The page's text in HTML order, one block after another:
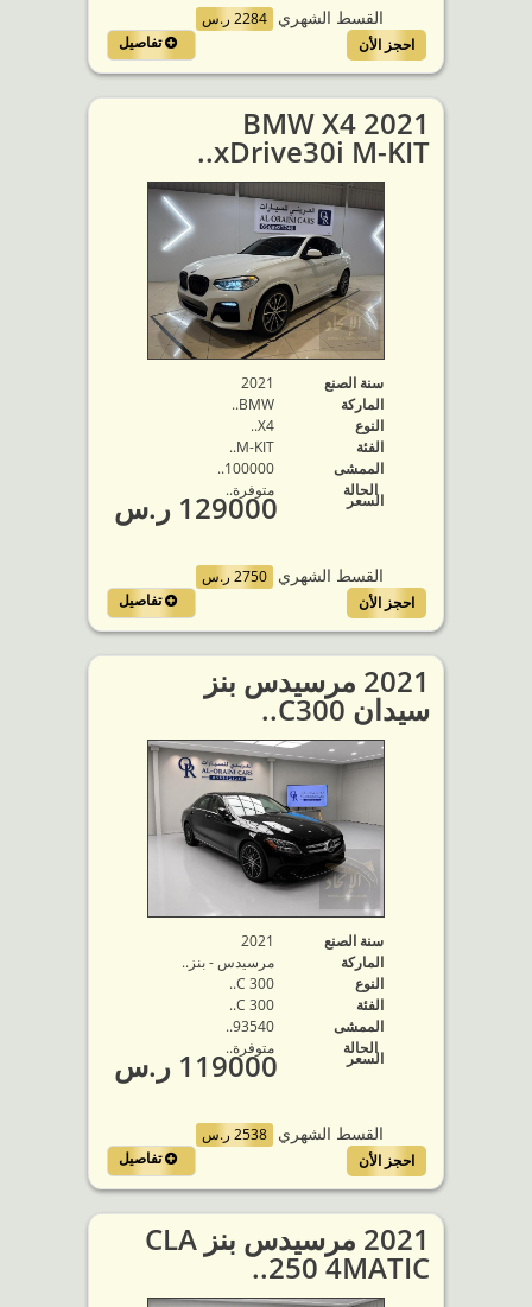
القسط الشهري 2284 ر.س
تفاصيل
احجز الأن
2021 BMW X4
xDrive30i M-KIT..
سنة الصنع
2021
الماركة
BMW..
النوع
X4..
الفئة
M-KIT..
الممشى
100000..
الحالة
متوفرة‬..
السعر 129000 ر.س
القسط الشهري 2750 ر.س
تفاصيل
احجز الأن
2021 مرسيدس بنز
سيدان C300..
سنة الصنع
2021
الماركة
مرسيدس - بنز..
النوع
C 300..
الفئة
C 300..
الممشى
93540..
الحالة
متوفرة‬..
السعر 119000 ر.س
القسط الشهري 2538 ر.س
تفاصيل
احجز الأن
2021 مرسيدس بنز CLA
250 4MATIC..